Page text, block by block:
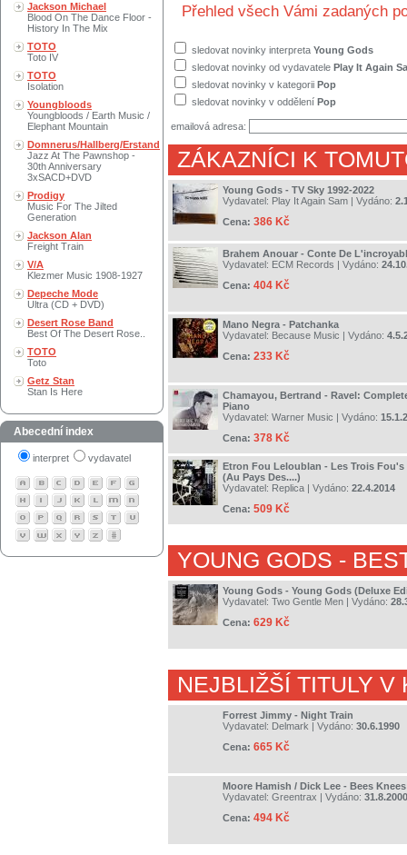
Jackson Michael
Blood On The Dance Floor -
History In The Mix
TOTO
Toto IV
TOTO
Isolation
Youngbloods
Youngbloods / Earth Music /
Elephant Mountain
Domnerus/Hallberg/Erstand
Jazz At The Pawnshop -
30th Anniversary
3xSACD+DVD
Prodigy
Music For The Jilted
Generation
Jackson Alan
Freight Train
V/A
Klezmer Music 1908-1927
Depeche Mode
Ultra (CD + DVD)
Desert Rose Band
Best Of The Desert Rose..
TOTO
Toto
Getz Stan
Stan Is Here
Abecední index
interpret vydavatel
Přehled všech Vámi zadaných
sledovat novinky interpreta Young Gods
sledovat novinky od vydavatele Play It Again
sledovat novinky v kategorii Pop
sledovat novinky v oddělení Pop
emailová adresa:
ZÁKAZNÍCI K
Young Gods - TV Sky 1992-2022
Vydavatel: Play It Again Sam | Vydáno:
Cena: 386 Kč
Brahem Anouar - Conte De
Vydavatel: ECM Records | Vydáno:
Cena: 404 Kč
Mano Negra - Patchanka
Vydavatel: Because Music | Vydáno:
Cena: 233 Kč
Chamayou, Bertrand - Ravel:
Piano
Vydavatel: Warner Music | Vydáno:
Cena: 378 Kč
Etron Fou Leloublan - Les Trois Fou's
(Au Pays Des....)
Vydavatel: Replica | Vydáno: 22.4.2014
Cena: 509 Kč
YOUNG GODS -
Young Gods - Young Gods (Deluxe
Vydavatel: Two Gentle Men | Vydáno:
Cena: 629 Kč
NEJBLIŽŠÍ TITULY V
Forrest Jimmy - Night Train
Vydavatel: Delmark | Vydáno: 30.6.1990
Cena: 665 Kč
Moore Hamish / Dick Lee - Bees Knees
Vydavatel: Greentrax | Vydáno: 31.8.2000
Cena: 494 Kč